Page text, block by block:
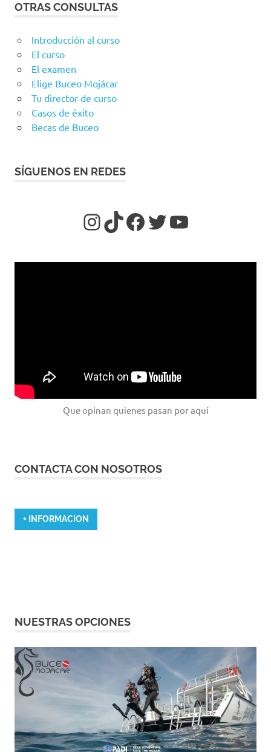
OTRAS CONSULTAS
Introducción al curso
El curso
El examen
Elige Buceo Mojácar
Tu director de curso
Casos de éxito
Becas de Buceo
SÍGUENOS EN REDES
https://
TikTok
https://
Twitter
YouTube
Que opinan quienes pasan por aquí
CONTACTA CON NOSOTROS
+ INFORMACION
NUESTRAS OPCIONES